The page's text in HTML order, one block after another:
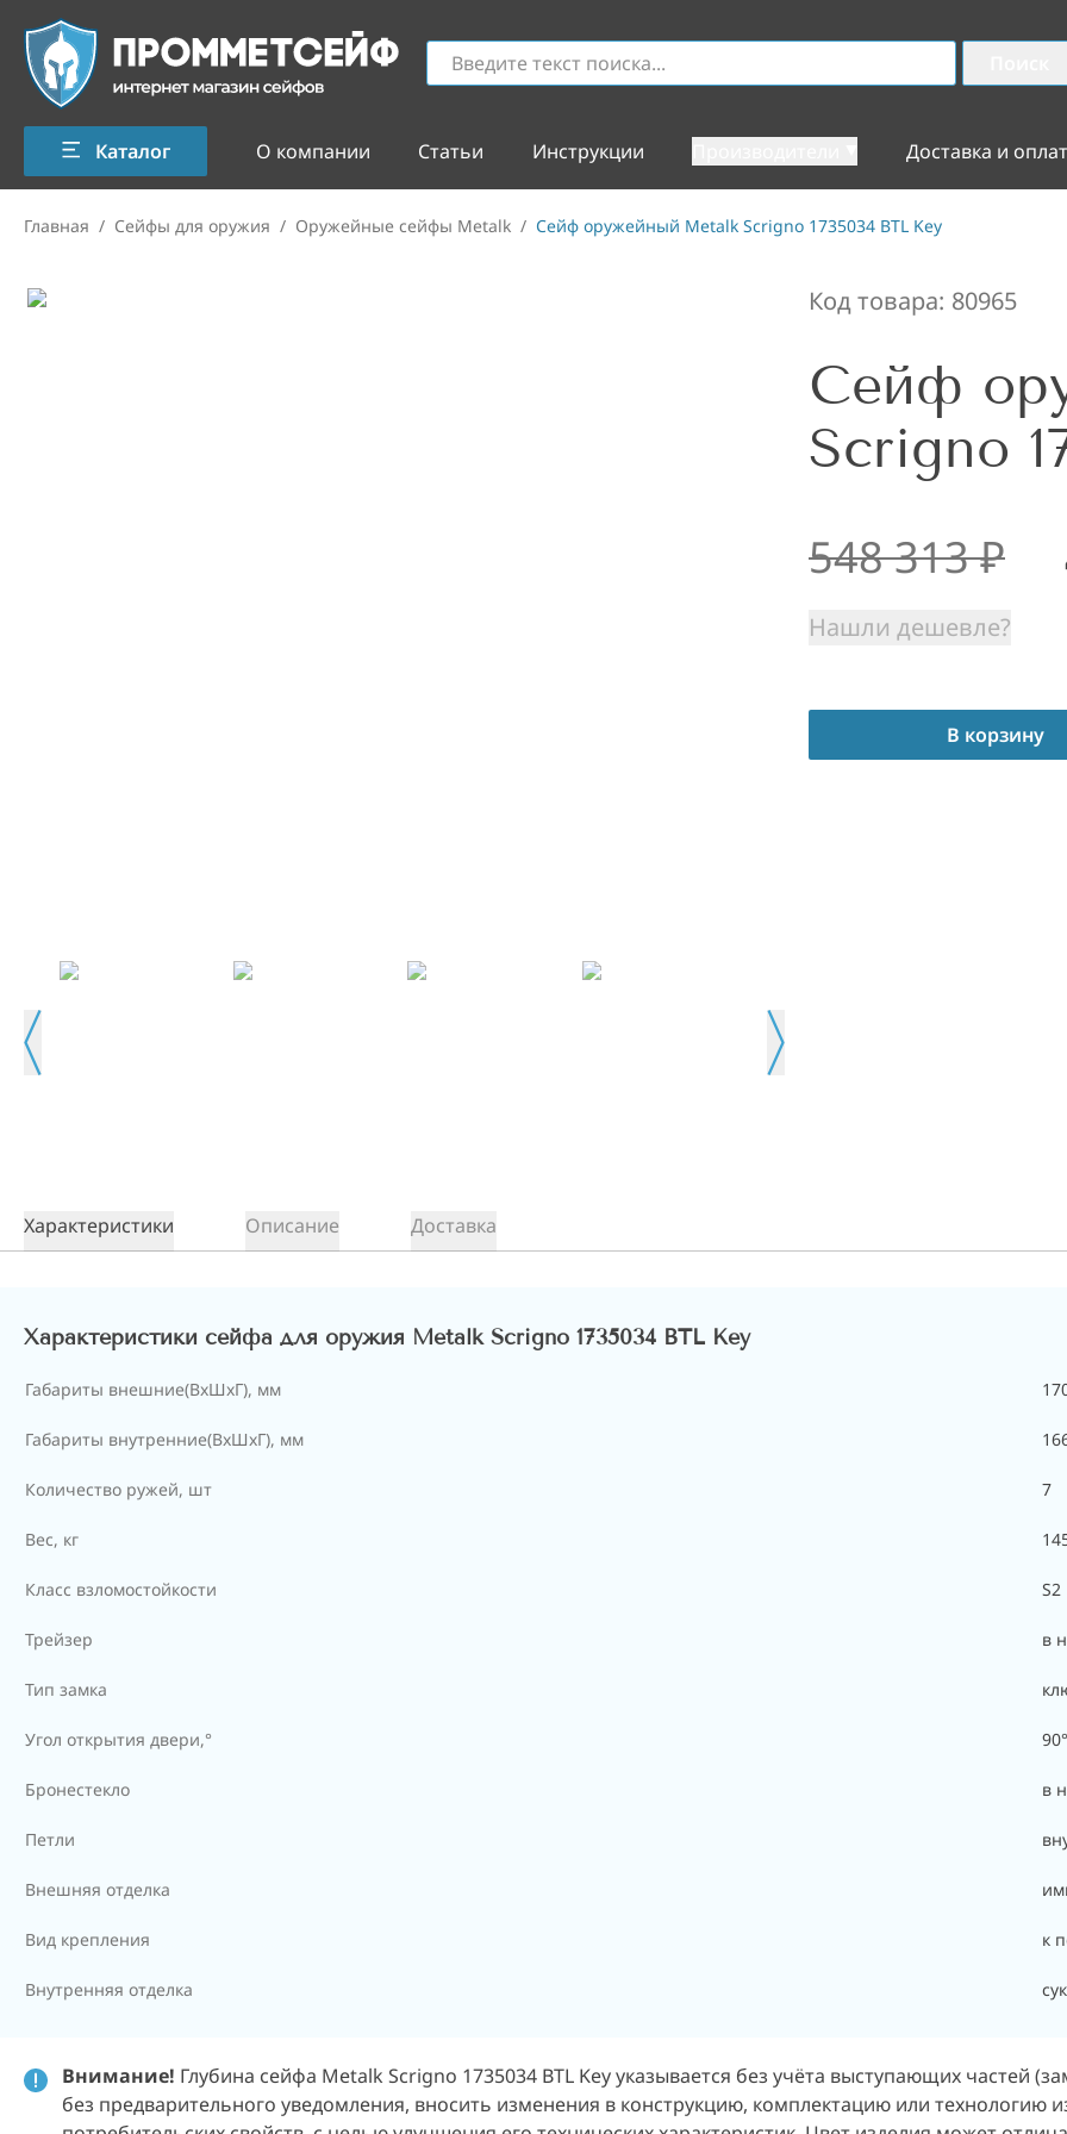
Каталог О компании Статьи Инструкции Доставка и
Главная / Сейфы для оружия / Оружейные сейфы Metalk / Сейф оружейный Metalk Scrigno 1735034 BTL Key
Код товара: 80965
Сейф
Scrigno
548 313₽
Нашли дешевле?
В корзину
Характеристики Описание Доставка
Характеристики сейфа для оружия Metalk Scrigno 1735034 BTL Key
Габариты внешние(ВхШхГ), мм
Габариты внутренние(ВхШхГ), мм
Количество ружей, шт 7
Вес, кг
Класс взломостойкости S2
Трейзер в
Тип замка
Угол открытия двери,° 90°
Бронестекло в
Петли
Внешняя отделка
Вид крепления к
Внутренняя отделка
Внимание! Глубина сейфа Metalk Scrigno 1735034 BTL Key указывается без учёта выступающих частей
без предварительного уведомления, вносить изменения в конструкцию, комплектацию или технологию